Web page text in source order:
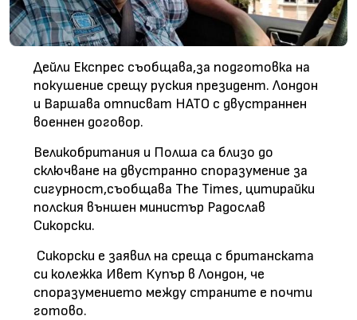
Дейли Експрес съобщава,за подготовка на
покушение срещу руския президент. Лондон
и Варшава отписват НАТО с двустраннен
военнен договор.
Великобритания и Полша са близо до
сключване на двустранно споразумение за
сигурност,съобщава The Times, цитирайки
полския външен министър Радослав
Сикорски.
Сикорски е заявил на среща с британската
си колежка Ивет Купър в Лондон, че
споразумението между страните е почти
готово.